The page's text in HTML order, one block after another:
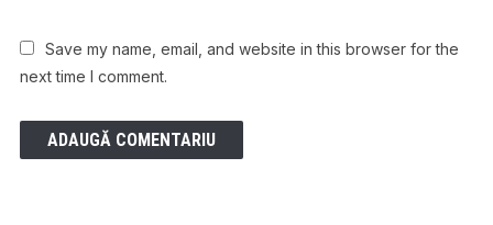
Save my name, email, and website in this browser for the
next time I comment.